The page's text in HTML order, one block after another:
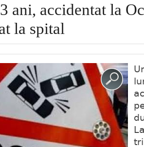
ani, accidentat la
la spital